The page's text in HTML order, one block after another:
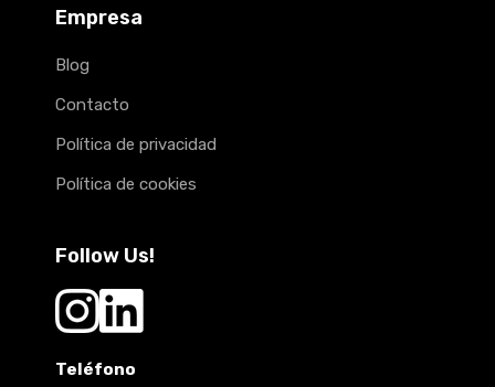
Empresa
Blog
Contacto
Política de privacidad
Política de cookies
Follow Us!
Teléfono